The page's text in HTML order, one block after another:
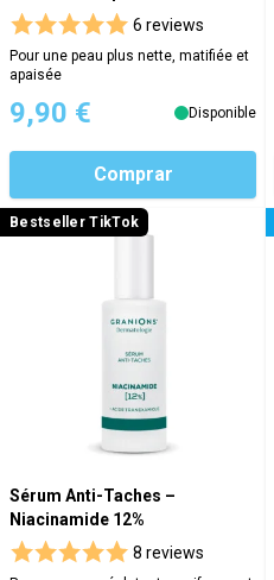
6 reviews
Pour une peau plus nette, matifiée et
apaisée
9,90 € Disponible
Comprar
Bestseller TikTok
Sérum Anti-Taches –
Niacinamide 12%
8 reviews